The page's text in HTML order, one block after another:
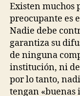
Existen muchos
preocupante es
Nadie debe
garantiza su
de ninguna
institución, ni
por lo tanto,
tengan «buenas